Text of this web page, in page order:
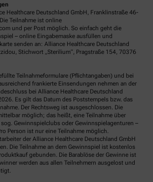
Healthcare Deutschland GmbH, Franklinstraße 46-
Teilnahme ist online
und per Post möglich. So einfach geht die
– online Eingabemaske ausfüllen und
senden an: Alliance Healthcare Deutschland
Stichwort „Sterilium“, Pragstraße 154, 70376
Teilnahmeformulare (Pflichtangaben) und bei
frankierte Einsendungen nehmen an der
bei Alliance Healthcare Deutschland
Es gilt das Datum des Poststempels bzw. das
Der Rechtsweg ist ausgeschlossen. Die
möglich; das heißt, eine Teilnahme über
Gewinnspielclubs oder Gewinnspielagenturen –
Person ist nur eine Teilnahme möglich.
der Alliance Healthcare Deutschland GmbH
Die Teilnahme an dem Gewinnspiel ist kostenlos
gebunden. Die Barablöse der Gewinne ist
werden aus allen Teilnehmern ausgelost und